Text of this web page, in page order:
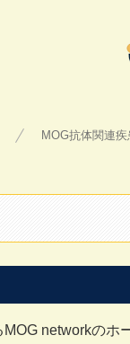
MOG抗体関連疾
networkのホ